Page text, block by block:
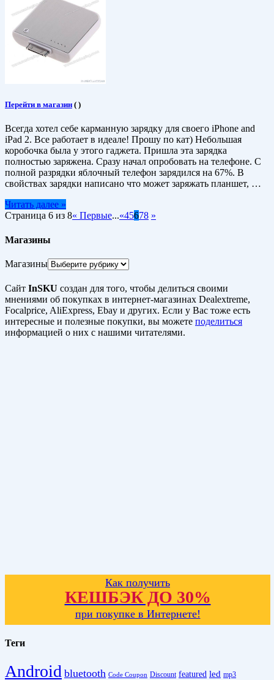
Перейти в магазин ( )
Всегда хотел себе карманную зарядку для своего iPhone and
iPad 2. Все работает в идеале! Прошу по кат) Небольшая
коробочка была у этого гаджета. Пришла эта зарядка
полностью заряжена. Сразу начал опробовать на телефоне. С
полной разрядки яблочный телефон зарядился на 67%. В
свойствах зарядки написано что может заряжать планшет, …
Читать далее »
Страница 6 из 8« Первые...«45678 »
Магазины
Магазины
Сайт InSKU создан для того, чтобы делиться своими
мнениями об покупках в интернет-магазинах Dealextreme,
Focalprice, AliExpress, Ebay и других. Если у Вас тоже есть
интересные и полезные покупки, вы можете поделиться
информацией о них с нашими читателями.
Как получить
КЕШБЭК ДО 30%
при покупке в Интернете!
Теги
Android bluetooth Code Coupon Discount featured led mp3